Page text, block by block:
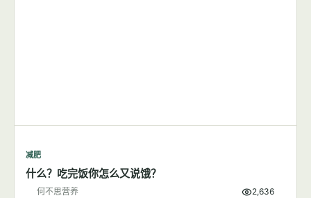
减肥
什么？吃完饭你怎么又说饿？
何不思营养 2,636